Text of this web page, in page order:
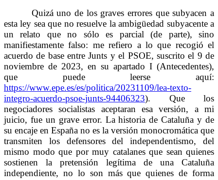
Quizá uno de los graves errores que subyacen a
esta ley sea que no resuelve la ambigüedad subyacente a
un relato que no sólo es parcial (de parte), sino
manifiestamente falso: me refiero a lo que recogió el
acuerdo de base entre Junts y el PSOE, suscrito el 9 de
noviembre de 2023, en su apartado I (Antecedentes),
que puede leerse aquí:
https://www.epe.es/es/politica/20231109/lea-texto-
integro-acuerdo-psoe-junts-94406323). Que los
negociadores socialistas aceptaran esa versión, a mi
juicio, fue un grave error. La historia de Cataluña y de
su encaje en España no es la versión monocromática que
transmiten los defensores del independentismo, del
mismo modo que por muy catalanes que sean quienes
sostienen la pretensión legítima de una Cataluña
independiente, no lo son más que quienes de forma